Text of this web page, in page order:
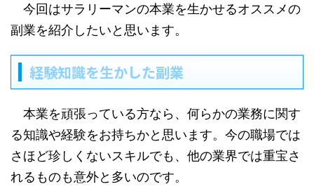
今回はサラリーマンの本業を生かせるオススメの
副業を紹介したいと思います。
経験知識を生かした副業
本業を頑張っている方なら、何らかの業務に関す
る知識や経験をお持ちかと思います。今の職場では
さほど珍しくないスキルでも、他の業界では重宝さ
れるものも意外と多いのです。